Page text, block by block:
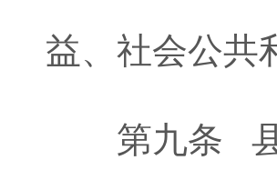
益、社会公共
第九条 县